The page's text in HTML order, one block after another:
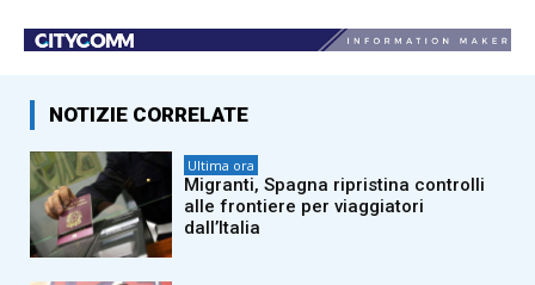
NOTIZIE CORRELATE
Ultima ora
Migranti, Spagna ripristina controlli
alle frontiere per viaggiatori
dall’Italia